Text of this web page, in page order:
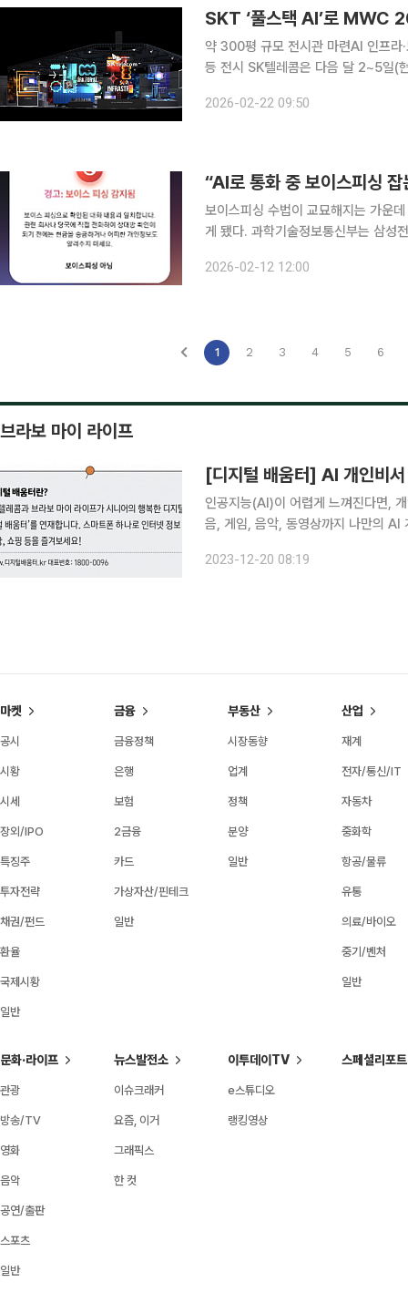
SKT ‘풀스택 AI’로 MWC
약 300평 규모 전시관 마련AI 인프라
등 전시 SK텔레콤은 다음 달 2~5일(현지시간) 스페인 바르셀로나에서 열리는 세계 최대 모바일 박
AI’ 경쟁력을 선보인다고 22일 밝혔
2026-02-22 09:50
“AI로 통화 중 보이스피싱 잡
보이스피싱 수법이 교묘해지는 가운
게 됐다. 과학기술정보통신부는 삼성전자, SK텔레콤, KT, LG유플러스는 보이스피싱으로부터 통신
2026-02-12 12:00
1 2 3 4 5 6
브라보 마이 라이프
[디지털 배움터] AI 개인비
인공지능(AI)이 어렵게 느껴진다면,
음, 게임, 음악, 동영상까지 나만의 AI
수 있는 AI 개인비서 서비스다.
2023-12-20 08:19
마켓
공시
시황
시세
장외/IPO
특징주
투자전략
채권/펀드
환율
국제시황
일반
금융
금융정책
은행
보험
2금융
카드
가상자산/핀테크
일반
부동산
시장동향
업계
정책
분양
일반
산업
재계
전자/통신/IT
자동차
중화학
항공/물류
유통
의료/바이오
중기/벤처
일반
문화·라이프
관광
방송/TV
영화
음악
공연/출판
스포츠
일반
뉴스발전소
이슈크래커
요즘, 이거
그래픽스
한 컷
이투데이TV
e스튜디오
랭킹영상
스페셜리포트